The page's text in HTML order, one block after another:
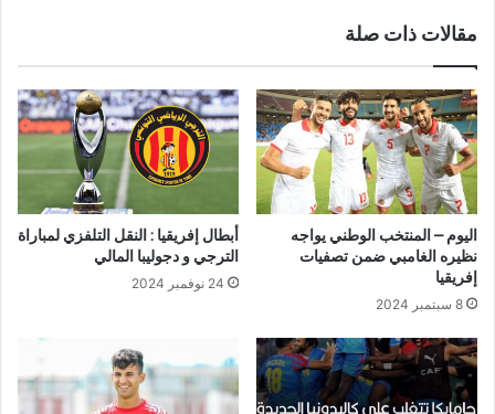
مقالات ذات صلة
اليوم – المنتخب الوطني يواجه
نظيره الغامبي ضمن تصفيات
إفريقيا
8 سبتمبر 2024
أبطال إفريقيا : النقل التلفزي لمباراة
الترجي و دجوليبا المالي
24 نوفمبر 2024